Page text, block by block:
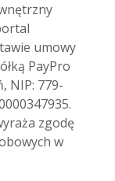
umowy
PayPro
NIP: 779-
zgodę
w